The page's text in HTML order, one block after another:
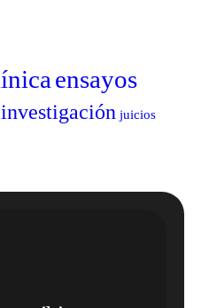
ensayos
investigación juicios